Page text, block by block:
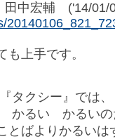
中宏輔 ('14/01/
も上手です。
タクシー』では
かるい かるいの
ばよりかるい